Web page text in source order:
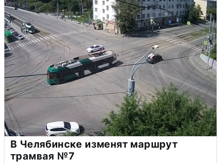
В Челябинске изменят маршрут
трамвая №7